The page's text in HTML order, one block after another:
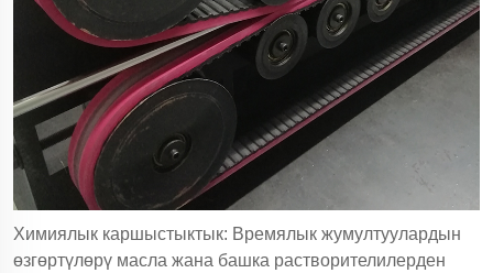
Химиялык каршыстыктык: Времялык жумултуулардын
өзгөртүлөрү масла жана башка растворителилерден